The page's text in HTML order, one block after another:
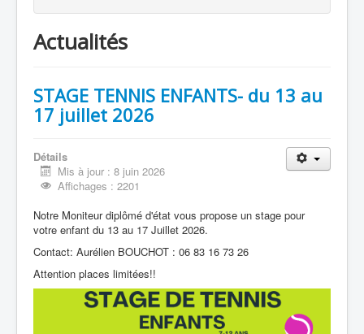
Actualités
STAGE TENNIS ENFANTS- du 13 au
17 juillet 2026
Détails
Mis à jour : 8 juin 2026
Affichages : 2201
Notre Moniteur diplômé d'état vous propose un stage pour
votre enfant du 13 au 17 Juillet 2026.
Contact: Aurélien BOUCHOT : 06 83 16 73 26
Attention places limitées!!